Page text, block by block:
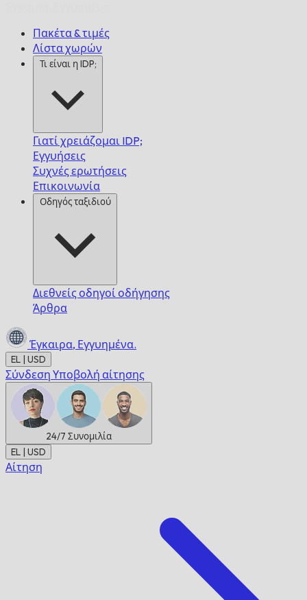
Πακέτα & τιμές
Λίστα χωρών
Τι είναι η IDP;
Γιατί χρειάζομαι IDP;
Εγγυήσεις
Συχνές ερωτήσεις
Επικοινωνία
Οδηγός ταξιδιού
Διεθνείς οδηγοί οδήγησης
Άρθρα
Έγκαιρα, Εγγυημένα.
EL | USD
Σύνδεση Υποβολή αίτησης
24/7 Συνομιλία
EL | USD
Αίτηση